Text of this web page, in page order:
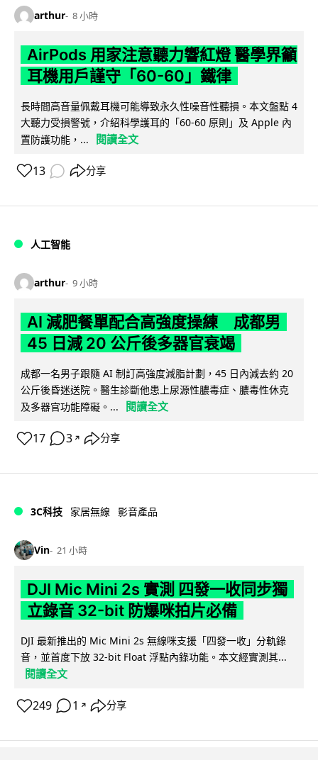
arthur 8 小時
AirPods 用家注意聽力響紅燈 醫學界籲
耳機用戶謹守「60-60」鐵律
長時間高音量佩戴耳機可能導致永久性噪音性聽損。本文盤點 4
大聽力受損警號，介紹科學護耳的「60-60 原則」及 Apple 內
置防護功能，...
閱讀全文
13 分享
人工智能
arthur 9 小時
AI 減肥餐單配合高強度操練 成都男
45 日減 20 公斤後多器官衰竭
成都一名男子跟隨 AI 制訂高強度減脂計劃，45 日內減去約 20
公斤後昏迷送院。醫生診斷他患上尿源性膿毒症、膿毒性休克
及多器官功能障礙。...
閱讀全文
17 3 ↗ 分享
3C科技 家居無線 影音產品
Vin 21 小時
DJI Mic Mini 2s 實測 四發一收同步獨
立錄音 32-bit 防爆咪拍片必備
DJI 最新推出的 Mic Mini 2s 無線咪支援「四發一收」分軌錄
音，並首度下放 32-bit Float 浮點內錄功能。本文經實測其...
閱讀全文
249 1 ↗ 分享